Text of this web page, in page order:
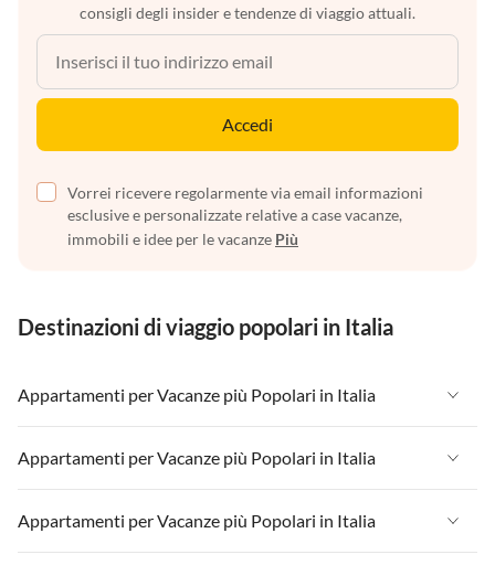
consigli degli insider e tendenze di viaggio attuali.
Accedi
Vorrei ricevere regolarmente via email informazioni
esclusive e personalizzate relative a case vacanze,
immobili e idee per le vacanze Più
Destinazioni di viaggio popolari in Italia
Appartamenti per Vacanze più Popolari in Italia
Appartamenti per Vacanze in Italia
Appartamenti per Vacanze in Liguria
Appartamenti per Vacanze in Lombardia
Appartamenti per Vacanze più Popolari in Italia
Appartamenti per Vacanze in Italia
Appartamenti per Vacanze in Liguria
Appartamenti per Vacanze più Popolari in Italia